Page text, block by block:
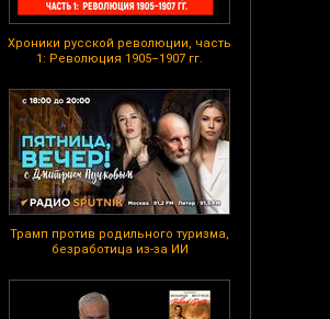
Хроники русской революции, часть
1: Революция 1905–1907 гг.
Трамп против родильного туризма,
безработица из-за ИИ